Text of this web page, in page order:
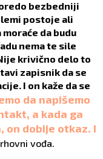
bezbedniji
postoje ali
da budu
nema te sile
krivično delo to
zapisnik da se
I on kaže da se
da napišemo
a kada ga
on dobije otkaz. I
vođa.